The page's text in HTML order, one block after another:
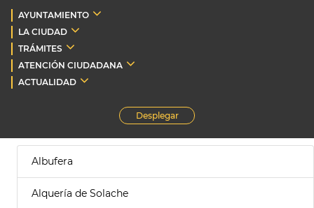
AYUNTAMIENTO
LA CIUDAD
TRÁMITES
ATENCIÓN CIUDADANA
ACTUALIDAD
Desplegar
Albufera
Alquería de Solache